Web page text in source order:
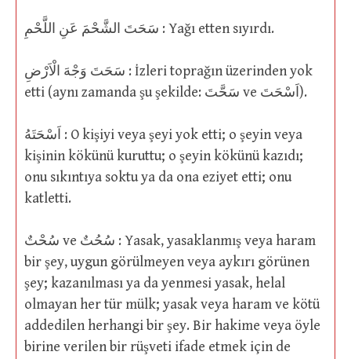
سَحَتَ الشَّحْمَ عَنِ اللَّحْمِ : Yağı etten sıyırdı.
سَحَتَ وَجْهَ الْاَرْضِ : İzleri toprağın üzerinden yok
etti (aynı zamanda şu şekilde: سَحَّتَ ve اَسْحَتَ).
اَسْحَتَهُ : O kişiyi veya şeyi yok etti; o şeyin veya
kişinin kökünü kuruttu; o şeyin kökünü kazıdı;
onu sıkıntıya soktu ya da ona eziyet etti; onu
katletti.
سُحْتٌ ve سُحُتٌ : Yasak, yasaklanmış veya haram
bir şey, uygun görülmeyen veya aykırı görünen
şey; kazanılması ya da yenmesi yasak, helal
olmayan her tür mülk; yasak veya haram ve kötü
addedilen herhangi bir şey. Bir hakime veya öyle
birine verilen bir rüşveti ifade etmek için de